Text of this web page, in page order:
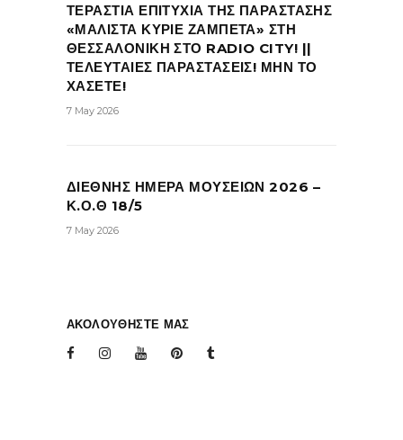
ΤΕΡΑΣΤΙΑ ΕΠΙΤΥΧΙΑ ΤΗΣ ΠΑΡΑΣΤΑΣΗΣ
«ΜΑΛΙΣΤΑ ΚΥΡΙΕ ΖΑΜΠΕΤΑ» ΣΤΗ
ΘΕΣΣΑΛΟΝΙΚΗ ΣΤΟ RADIO CITY! ||
ΤΕΛΕΥΤΑΙΕΣ ΠΑΡΑΣΤΑΣΕΙΣ! ΜΗΝ ΤΟ
ΧΑΣΕΤΕ!
7 May 2026
ΔΙΕΘΝΗΣ ΗΜΕΡΑ ΜΟΥΣΕΙΩΝ 2026 –
Κ.Ο.Θ 18/5
7 May 2026
ΑΚΟΛΟΥΘΗΣΤΕ ΜΑΣ